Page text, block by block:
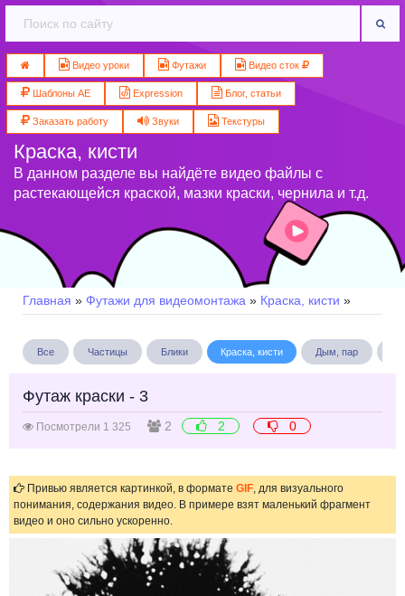
Видео уроки Футажи Видео сток
Шаблоны AE Expression Блог, статьи
Заказать работу Звуки Текстуры
Краска, кисти
В данном разделе вы найдёте видео файлы с
растекающейся краской, мазки краски, чернила и т.д.
Главная » Футажи для видеомонтажа » Краска, кисти »
Все Частицы Блики Краска, кисти Дым, пар
Футаж краски - 3
Посмотрели 1 325 2 2 0
Привью является картинкой, в формате GIF, для визуального
понимания, содержания видео. В примере взят маленький фрагмент
видео и оно сильно ускоренно.